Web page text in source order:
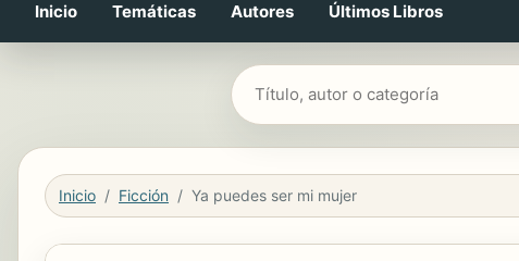
Inicio Temáticas Autores Últimos Libros
Buscar libros
Inicio Ficción Ya puedes ser mi mujer